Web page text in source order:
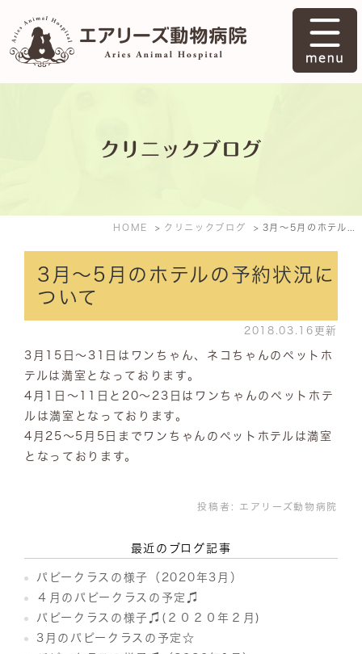
クリニックブログ
HOME クリニックブログ
3月～5月のホテルの予約状況に
ついて
2018.03.16更新
3月15日～31日はワンちゃん、ネコちゃんのペットホ
テルは満室となっております。
4月1日～11日と20～23日はワンちゃんのペットホテ
ルは満室となっております。
4月25～5月5日までワンちゃんのペットホテルは満室
となっております。
投稿者: エアリーズ動物病院
最近のブログ記事
パピークラスの様子（2020年3月）
４月のパピークラスの予定♫
パピークラスの様子♫(２０２０年２月)
3月のパピークラスの予定☆